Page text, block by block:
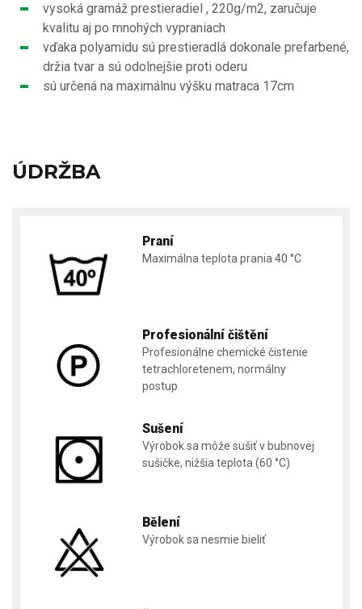
vysoká gramáž prestieradiel , 220g/m2, zaručuje
kvalitu aj po mnohých vypraniach
vďaka polyamidu sú prestieradlá dokonale prefarbené,
držia tvar a sú odolnejšie proti oderu
sú určená na maximálnu výšku matraca 17cm
ÚDRŽBA
Praní
Maximálna teplota prania 40 °C
Profesionální čištění
Profesionálne chemické čistenie
tetrachloretenem, normálny
postup
Sušení
Výrobok sa môže sušiť v bubnovej
sušičke, nižšia teplota (60 °C)
Bělení
Výrobok sa nesmie bieliť